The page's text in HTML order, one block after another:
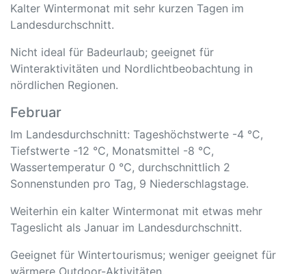
Kalter Wintermonat mit sehr kurzen Tagen im
Landesdurchschnitt.
Nicht ideal für Badeurlaub; geeignet für
Winteraktivitäten und Nordlichtbeobachtung in
nördlichen Regionen.
Februar
Im Landesdurchschnitt: Tageshöchstwerte -4 °C,
Tiefstwerte -12 °C, Monatsmittel -8 °C,
Wassertemperatur 0 °C, durchschnittlich 2
Sonnenstunden pro Tag, 9 Niederschlagstage.
Weiterhin ein kalter Wintermonat mit etwas mehr
Tageslicht als Januar im Landesdurchschnitt.
Geeignet für Wintertourismus; weniger geeignet für
wärmere Outdoor-Aktivitäten.